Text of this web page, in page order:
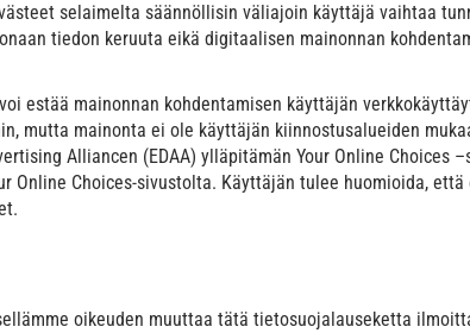
selaimelta säännöllisin väliajoin käyttäjä vaihtaa
tiedon keruuta eikä digitaalisen mainonnan
estää mainonnan kohdentamisen käyttäjän
mutta mainonta ei ole käyttäjän kiinnostusalueiden
Alliancen (EDAA) ylläpitämän Your Online
Online Choices-sivustolta. Käyttäjän tulee huomioida,
oikeuden muuttaa tätä tietosuojalauseketta